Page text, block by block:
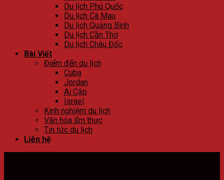
Du lịch Phú Quốc
Du lịch Cà Mau
Du lịch Quảng Bình
Du lịch Cần Thơ
Du lịch Châu Đốc
Bài Viết
Điểm đến du lịch
Cuba
Jordan
Ai Cập
Israel
Kinh nghiệm du lịch
Văn hóa ẩm thực
Tin tức du lịch
Liên hệ